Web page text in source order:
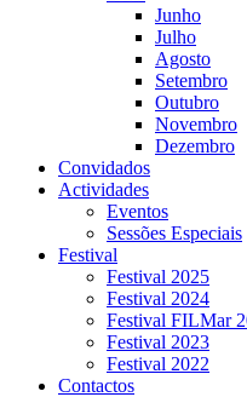
Junho
Julho
Agosto
Setembro
Outubro
Novembro
Dezembro
Convidados
Actividades
Eventos
Sessões Especiais
Festival
Festival 2025
Festival 2024
Festival FILMar
Festival 2023
Festival 2022
Contactos